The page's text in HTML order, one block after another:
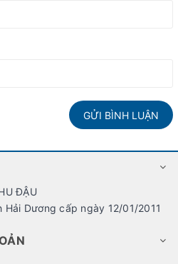
GỬI BÌNH LUẬN
ĐẬU
Hải Dương cấp ngày 12/01/2011